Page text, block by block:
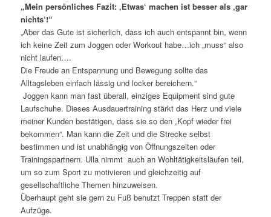
„Mein persönliches Fazit: ‚Etwas‘ machen ist besser als ‚gar
nichts‘!“
„Aber das Gute ist sicherlich, dass ich auch entspannt bin, wenn
ich keine Zeit zum Joggen oder Workout habe…ich „muss“ also
nicht laufen….
Die Freude an Entspannung und Bewegung sollte das
Alltagsleben einfach lässig und locker bereichern.“
Joggen kann man fast überall, einziges Equipment sind gute
Laufschuhe. Dieses Ausdauertraining stärkt das Herz und viele
meiner Kunden bestätigen, dass sie so den „Kopf wieder frei
bekommen“. Man kann die Zeit und die Strecke selbst
bestimmen und ist unabhängig von Öffnungszeiten oder
Trainingspartnern. Ulla nimmt auch an Wohltätigkeitsläufen teil,
um so zum Sport zu motivieren und gleichzeitig auf
gesellschaftliche Themen hinzuweisen.
Überhaupt geht sie gern zu Fuß benutzt Treppen statt der
Aufzüge.